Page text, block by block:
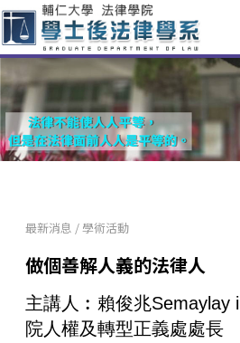
最新消息 /學術活動
做個善解人義的法律人
主講人︰賴俊兆Semaylay
院人權及轉型正義處處長